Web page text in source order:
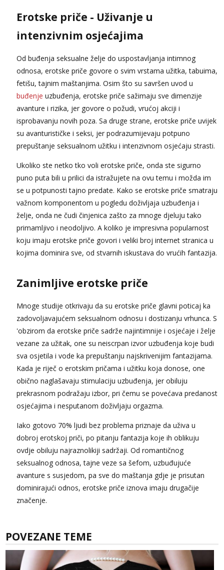
Erotske priče - Uživanje u
intenzivnim osjećajima
Od buđenja seksualne želje do uspostavljanja intimnog
odnosa, erotske priče govore o svim vrstama užitka, tabuima,
fetišu, tajnim maštanjima. Osim što su savršen uvod u
buđenje uzbuđenja, erotske priče sažimaju sve dimenzije
avanture i rizika, jer govore o požudi, vrućoj akciji i
isprobavanju novih poza. Sa druge strane, erotske priče uvijek
su avanturističke i seksi, jer podrazumijevaju potpuno
prepuštanje seksualnom užitku i intenzivnom osjećaju strasti.
Ukoliko ste netko tko voli erotske priče, onda ste sigurno
puno puta bili u prilici da istražujete na ovu temu i možda im
se u potpunosti tajno predate. Kako se erotske priče smatraju
važnom komponentom u pogledu doživljaja uzbuđenja i
želje, onda ne čudi činjenica zašto za mnoge djeluju tako
primamljivo i neodoljivo. A koliko je impresivna popularnost
koju imaju erotske priče govori i veliki broj internet stranica u
kojima dominira sve, od stvarnih iskustava do vrućih fantazija.
Zanimljive erotske priče
Mnoge studije otkrivaju da su erotske priče glavni poticaj ka
zadovoljavajućem seksualnom odnosu i dostizanju vrhunca. S
'obzirom da erotske priče sadrže najintimnije i osjećaje i želje
vezane za užitak, one su neiscrpan izvor uzbuđenja koje budi
sva osjetila i vode ka prepuštanju najskrivenijim fantazijama.
Kada je riječ o erotskim pričama i užitku koja donose, one
obično naglašavaju stimulaciju uzbuđenja, jer obiluju
prekrasnom podražaju izbor, pri čemu se povećava predanost
osjećajima i nesputanom doživljaju orgazma.
Iako gotovo 70% ljudi bez problema priznaje da uživa u
dobroj erotskoj priči, po pitanju fantazija koje ih oblikuju
ovdje obiluju najraznolikiji sadržaji. Od romantičnog
seksualnog odnosa, tajne veze sa šefom, uzbuđujuće
avanture s susjedom, pa sve do maštanja gdje je prisutan
dominirajući odnos, erotske priče iznova imaju drugačije
značenje.
POVEZANE TEME